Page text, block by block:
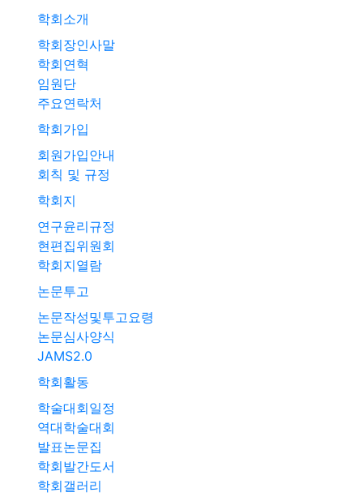
학회소개
학회장인사말
학회연혁
임원단
주요연락처
학회가입
회원가입안내
회칙 및 규정
학회지
연구윤리규정
현편집위원회
학회지열람
논문투고
논문작성및투고요령
논문심사양식
JAMS2.0
학회활동
학술대회일정
역대학술대회
발표논문집
학회발간도서
학회갤러리